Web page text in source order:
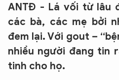
ANTĐ - Lá vối từ lâu
các bà, các mẹ bởi
đem lại. Với gout –
nhiều người đang tin
tinh cho họ.